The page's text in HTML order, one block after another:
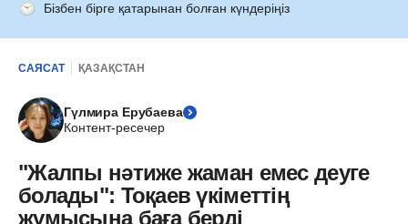
Бізбен бірге қатарынан болған күндеріңіз
САЯСАТ ҚАЗАҚСТАН
Гүлмира Ерубаева
Контент-ресечер
"Жалпы нәтиже жаман емес деуге
болады": Тоқаев үкіметтің
жұмысына баға берді